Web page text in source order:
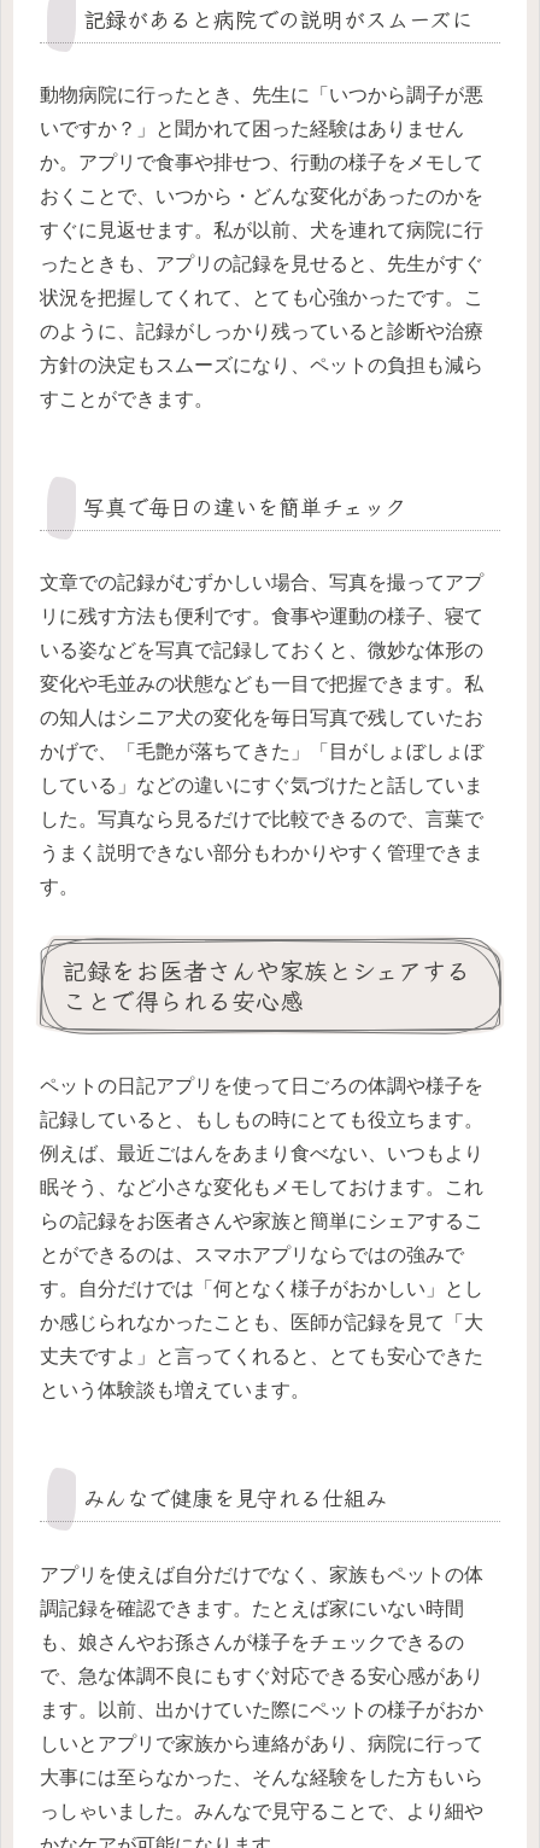
記録があると病院での説明がスムーズに
動物病院に行ったとき、先生に「いつから調子が悪
いですか？」と聞かれて困った経験はありません
か。アプリで食事や排せつ、行動の様子をメモして
おくことで、いつから・どんな変化があったのかを
すぐに見返せます。私が以前、犬を連れて病院に行
ったときも、アプリの記録を見せると、先生がすぐ
状況を把握してくれて、とても心強かったです。こ
のように、記録がしっかり残っていると診断や治療
方針の決定もスムーズになり、ペットの負担も減ら
すことができます。
写真で毎日の違いを簡単チェック
文章での記録がむずかしい場合、写真を撮ってアプ
リに残す方法も便利です。食事や運動の様子、寝て
いる姿などを写真で記録しておくと、微妙な体形の
変化や毛並みの状態なども一目で把握できます。私
の知人はシニア犬の変化を毎日写真で残していたお
かげで、「毛艶が落ちてきた」「目がしょぼしょぼ
している」などの違いにすぐ気づけたと話していま
した。写真なら見るだけで比較できるので、言葉で
うまく説明できない部分もわかりやすく管理できま
す。
記録をお医者さんや家族とシェアする
ことで得られる安心感
ペットの日記アプリを使って日ごろの体調や様子を
記録していると、もしもの時にとても役立ちます。
例えば、最近ごはんをあまり食べない、いつもより
眠そう、など小さな変化もメモしておけます。これ
らの記録をお医者さんや家族と簡単にシェアするこ
とができるのは、スマホアプリならではの強みで
す。自分だけでは「何となく様子がおかしい」とし
か感じられなかったことも、医師が記録を見て「大
丈夫ですよ」と言ってくれると、とても安心できた
という体験談も増えています。
みんなで健康を見守れる仕組み
アプリを使えば自分だけでなく、家族もペットの体
調記録を確認できます。たとえば家にいない時間
も、娘さんやお孫さんが様子をチェックできるの
で、急な体調不良にもすぐ対応できる安心感があり
ます。以前、出かけていた際にペットの様子がおか
しいとアプリで家族から連絡があり、病院に行って
大事には至らなかった、そんな経験をした方もいら
っしゃいました。みんなで見守ることで、より細や